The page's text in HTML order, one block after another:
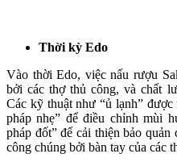
Thời kỳ Edo
Vào thời Edo, việc nấu rượu
bởi các thợ thủ công, và chất
Các kỹ thuật như “ủ lạnh”
pháp nhẹ” để điều chỉnh mùi
pháp đốt” để cải thiện bảo
công chúng bởi bàn tay của các